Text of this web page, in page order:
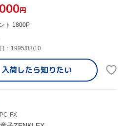
円
ト 1800P
：1995/03/10
入荷したら知りたい
PC-FX